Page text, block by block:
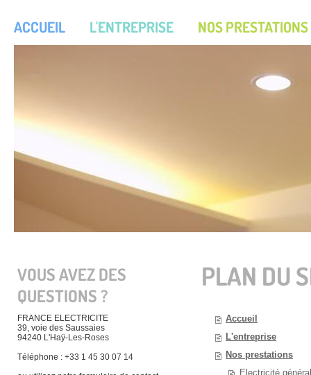
ACCUEIL L'ENTREPRISE NOS PRESTATIONS
VOUS AVEZ DES
QUESTIONS ?
FRANCE ELECTRICITE
39, voie des Saussaies
94240 L'Haÿ-Les-Roses
Téléphone : +33 1 45 30 07 14
PLAN DU
Accueil
L'entreprise
Nos prestations
Electricité